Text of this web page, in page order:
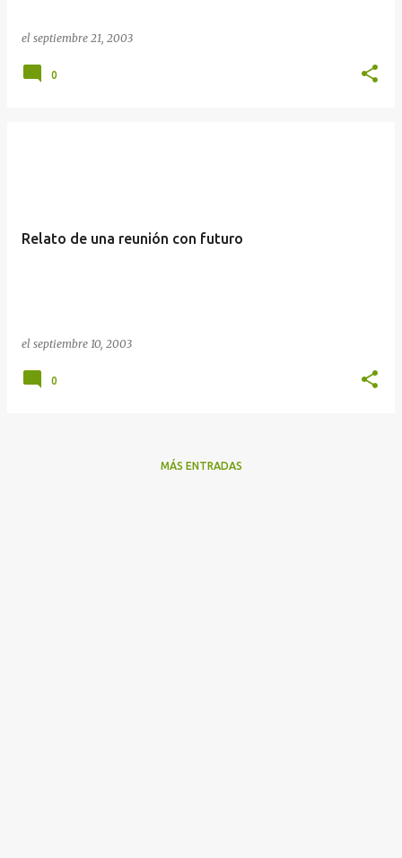
el septiembre 21, 2003
0
Relato de una reunión con futuro
el septiembre 10, 2003
0
MÁS ENTRADAS